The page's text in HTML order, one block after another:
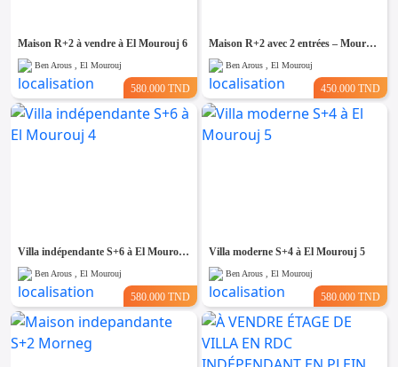
Maison R+2 à vendre à El Mourouj 6
Ben Arous , El Mourouj
580.000 TND
Maison R+2 avec 2 entrées – Mourouj 4
Ben Arous , El Mourouj
450.000 TND
Villa indépendante S+6 à El Mourouj 4
Ben Arous , El Mourouj
580.000 TND
Villa moderne S+4 à El Mourouj 5
Ben Arous , El Mourouj
580.000 TND